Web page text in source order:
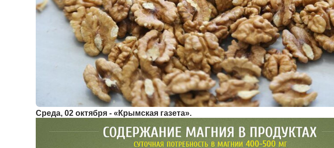
Среда, 02 октября - «Крымская газета».